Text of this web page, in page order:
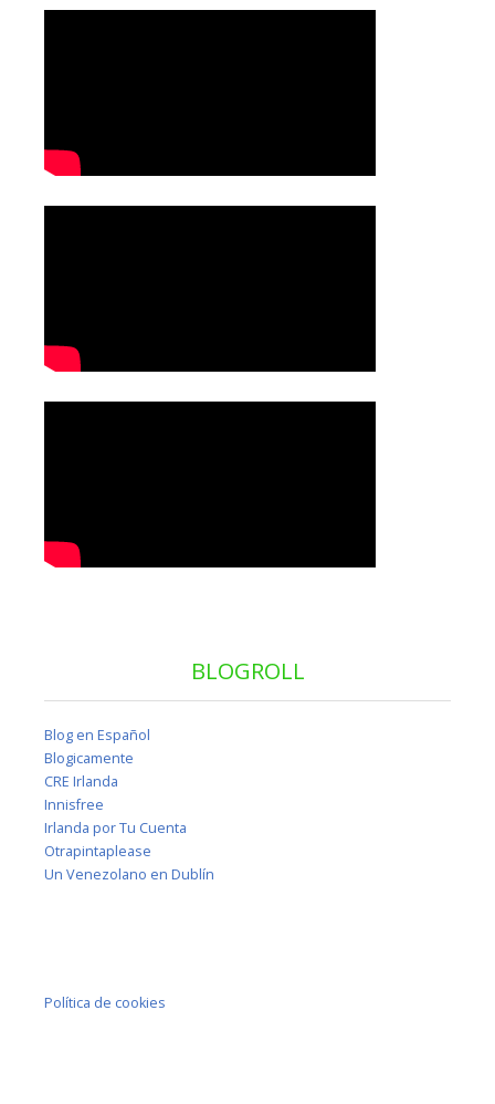
BLOGROLL
Blog en Español
Blogicamente
CRE Irlanda
Innisfree
Irlanda por Tu Cuenta
Otrapintaplease
Un Venezolano en Dublín
Política de cookies